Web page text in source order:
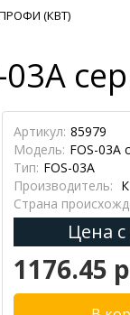
(КВТ)
03A
Артикул: 85979
Модель: FOS-
Тип: FOS-03A
Производитель:
Страна
Цена
1176.45